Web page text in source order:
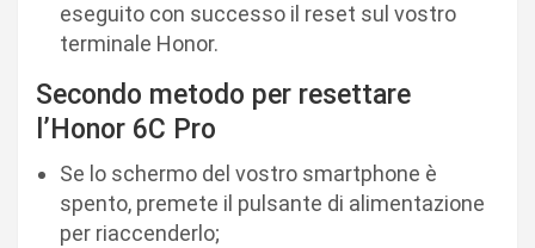
eseguito con successo il reset sul vostro
terminale Honor.
Secondo metodo per resettare
l’Honor 6C Pro
Se lo schermo del vostro smartphone è
spento, premete il pulsante di alimentazione
per riaccenderlo;